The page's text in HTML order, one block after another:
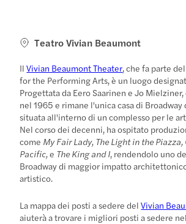
Teatro Vivian Beaumont
IlVivian Beaumont Theater, che fa parte
for the Performing Arts, è un luogo
Progettata da Eero Saarinen e Jo
nel 1965 e rimane l'unica casa di Broadway
situata all'interno di un complesso per le
Nel corso dei decenni, ha ospitato
come My Fair Lady, The Light in the
Pacific,e The King and I, rendendolo uno
Broadway di maggior impatto
artistico.
La mappa dei posti a sedere delVivian
aiuterà a trovare i migliori posti a sedere